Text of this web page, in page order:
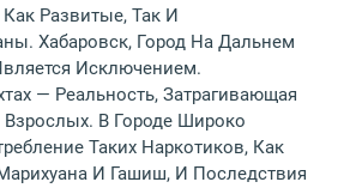
Как Развитые, Так И
Хабаровск, Город На Дальнем
Исключением.
— Реальность, Затрагивающая
В Городе Широко
Таких Наркотиков, Как
И Гашиш, И Последствия